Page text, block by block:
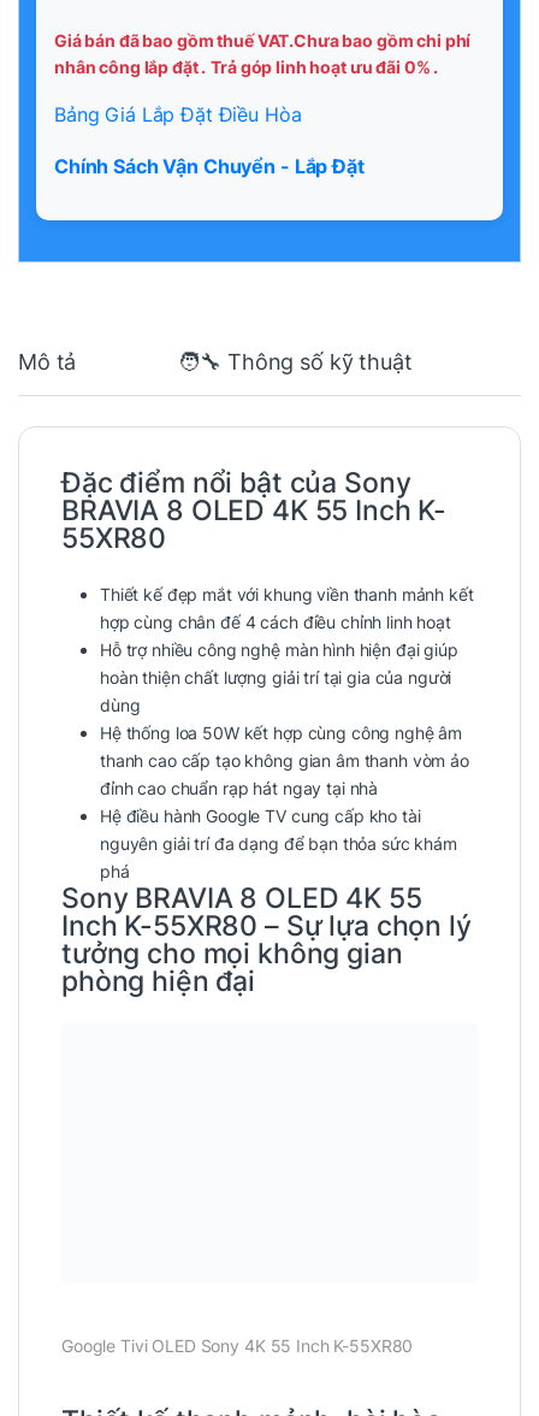
Giá bán đã bao gồm thuế VAT.Chưa bao gồm chi phí
nhân công lắp đặt . Trả góp linh hoạt ưu đãi 0% .
Bảng Giá Lắp Đặt Điều Hòa
Chính Sách Vận Chuyển - Lắp Đặt
Mô tả 🧑‍🔧 Thông số kỹ thuật
Đặc điểm nổi bật của Sony
BRAVIA 8 OLED 4K 55 Inch K-
55XR80
Thiết kế đẹp mắt với khung viền thanh mảnh kết
hợp cùng chân đế 4 cách điều chỉnh linh hoạt
Hỗ trợ nhiều công nghệ màn hình hiện đại giúp
hoàn thiện chất lượng giải trí tại gia của người
dùng
Hệ thống loa 50W kết hợp cùng công nghệ âm
thanh cao cấp tạo không gian âm thanh vòm ảo
đỉnh cao chuẩn rạp hát ngay tại nhà
Hệ điều hành Google TV cung cấp kho tài
nguyên giải trí đa dạng để bạn thỏa sức khám
phá
Sony BRAVIA 8 OLED 4K 55
Inch K-55XR80 – Sự lựa chọn lý
tưởng cho mọi không gian
phòng hiện đại
Google Tivi OLED Sony 4K 55 Inch K-55XR80